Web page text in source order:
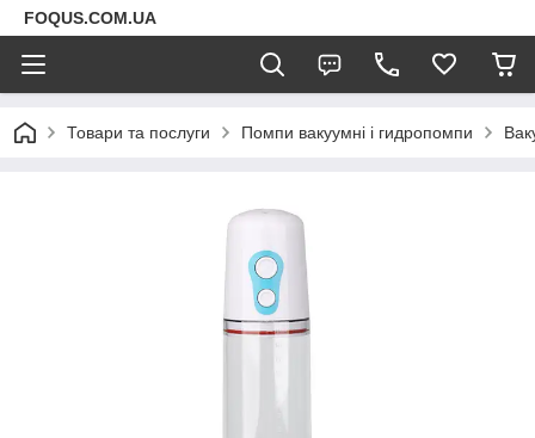
FOQUS.COM.UA
Товари та послуги Помпи вакуумні і гидропомпи